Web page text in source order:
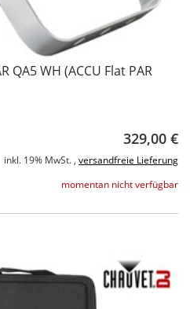
QA5 WH (ACCU Flat PAR
329,00 €
inkl. 19% MwSt. , versandfreie Lieferung
momentan nicht verfügbar